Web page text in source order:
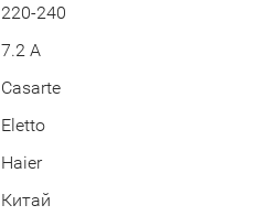
220-240
7.2 А
Casarte
Eletto
Haier
Китай